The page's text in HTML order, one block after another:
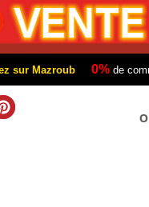
sur Mazroub 0% de